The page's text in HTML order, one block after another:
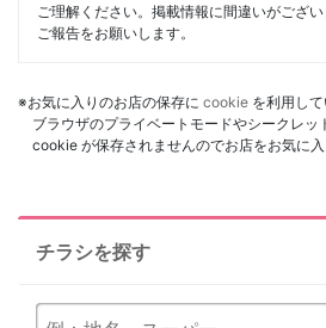
ご理解ください。掲載情報に間違いがござ
ご報告をお願いします。
※お気に入りのお店の保存に cookie を利用して
ブラウザのプライベートモードやシークレッ
cookie が保存されませんのでお店をお気に入
チラシを探す